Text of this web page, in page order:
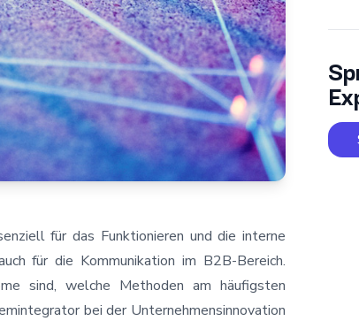
für das Funktionieren und die interne
für die Kommunikation im B2B-Bereich.
sind, welche Methoden am häufigsten
bei der Unternehmensinnovation